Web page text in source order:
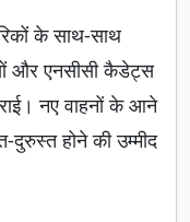
के साथ-साथ
और एनसीसी कैडेट्स
नए वाहनों के आने
होने की उम्मीद